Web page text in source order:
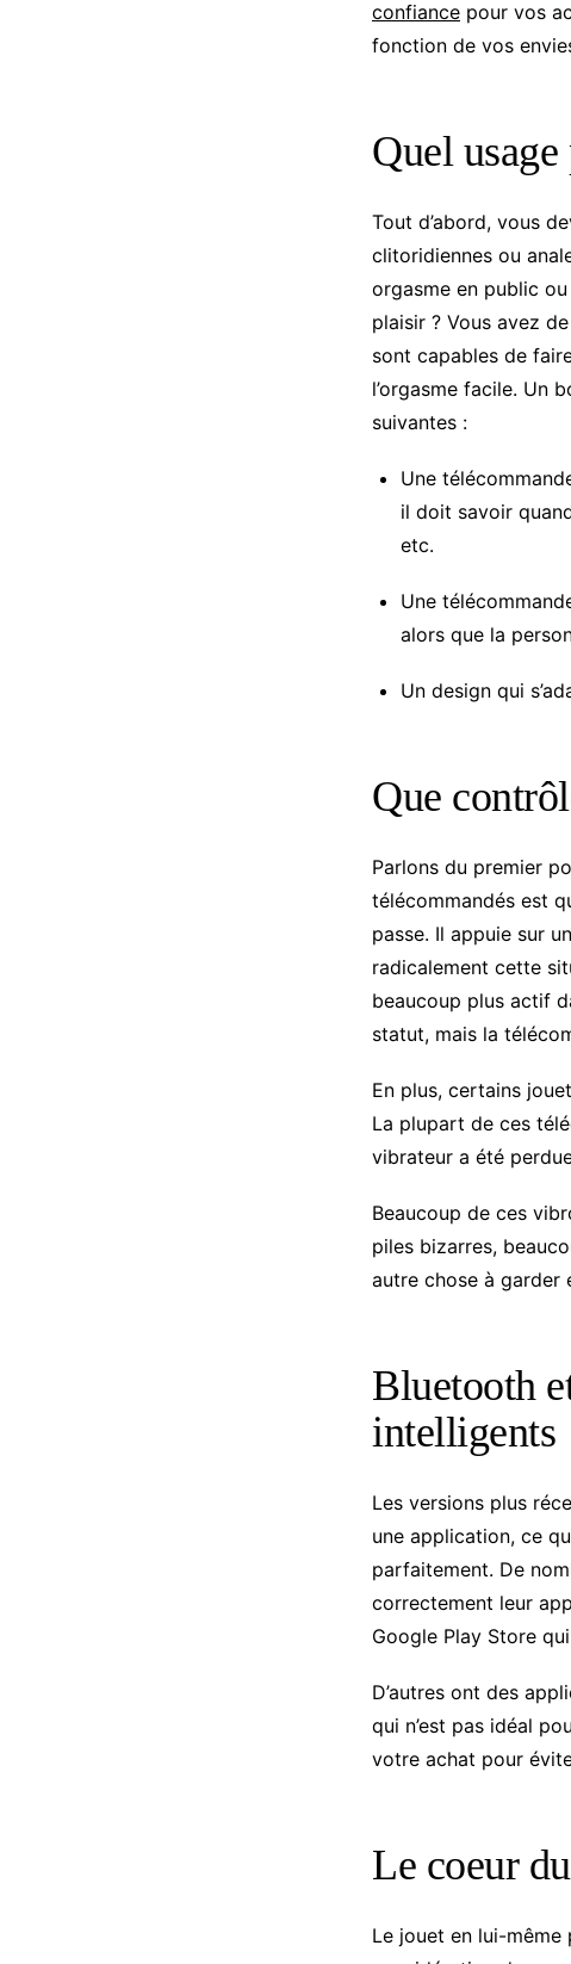
confiance pour vos
fonction de vos
Quel
Tout d’abord, vous
clitoridiennes ou
orgasme en public
plaisir ? Vous avez
sont capables de
l’orgasme facile. Un
suivantes :
Une
il doit savoir
etc.
Une
alors que la
Un design qui
Que
Parlons du premier
télécommandés est
passe. Il appuie sur
radicalement cette
beaucoup plus actif
statut, mais la
En plus, certains
La plupart de ces
vibrateur a été
Beaucoup de ces
piles bizarres,
autre chose à garder
Bluetooth
intelligents
Les versions plus
une application, ce
parfaitement. De
correctement leur
Google Play Store
D’autres ont des
qui n’est pas idéal
votre achat pour
Le coeur
Le jouet en lui-